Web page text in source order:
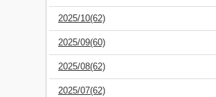
2025/10(62)
2025/09(60)
2025/08(62)
2025/07(62)